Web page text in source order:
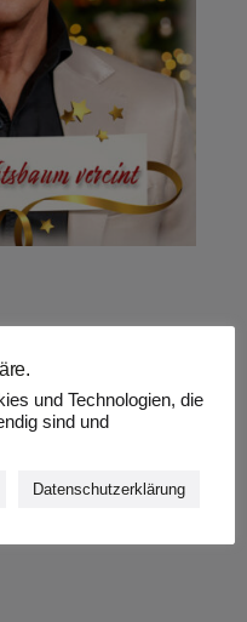
FRANK
und Technologien, die
sind und
Datenschutzerklärung